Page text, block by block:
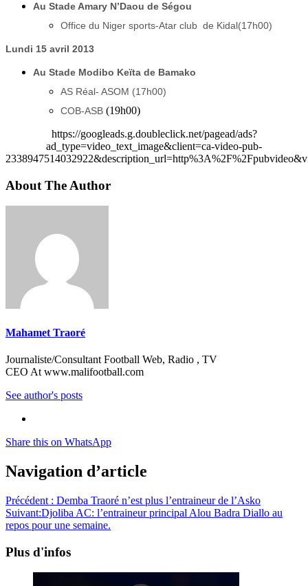
Au Stade Amary N’Daou de Ségou
Office du Niger sports-Atar club de Kidal(17h00)
Lundi 15 avril 2013
Au Stade Modibo Keïta de Bamako
AS Réal- ASOM (17h00)
COB-ASB (19h00)
https://googleads.g.doubleclick.net/pagead/ads?
ad_type=video_text_image&client=ca-video-pub-
About The Author
Mahamet Traoré
Journaliste/Consultant Football Web, Radio , TV
CEO At www.malifootball.com
See author's posts
Share this on WhatsApp
Navigation d’article
Précédent : Demba Traoré n’est plus l’entraineur de l’Asko
Suivant:Djoliba AC: l’entraineur principal Alou Badra Diallo au
repos pour une semaine.
Plus d'infos